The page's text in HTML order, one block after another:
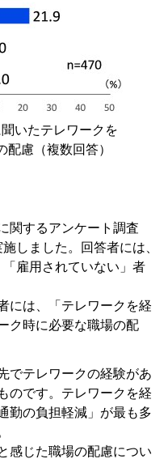
いたテレワークを
慮（複数回答）
関するアンケート調査
しました。回答者には、
「雇用されていない」者
には、「テレワークを経
ク時に必要な職場の配
でテレワークの経験があ
のです。テレワークを経
勤の負担軽減」が最も多
感じた職場の配慮につい